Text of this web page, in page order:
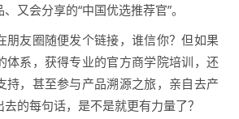
又会分享的“中国优选推荐官”。
朋友圈随便发个链接，谁信你？但如果
体系，获得专业的官方商学院培训，还
持，甚至参与产品溯源之旅，亲自去产
的每句话，是不是就更有力量了？